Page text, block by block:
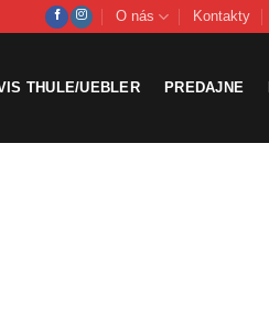
O nás Kontakty
THULE/UEBLER PREDAJNE